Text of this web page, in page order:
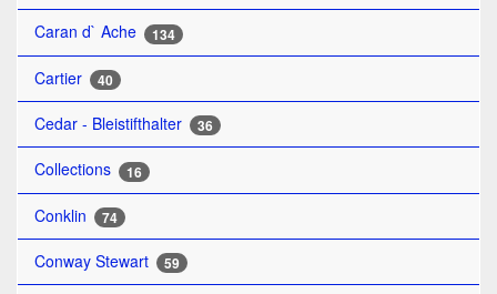
Caran d` Ache 134
Cartier 40
Cedar - Bleistifthalter 36
Collections 16
Conklin 74
Conway Stewart 59